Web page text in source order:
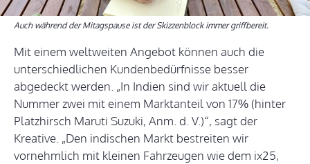
Auch während der Mitagspause ist der Skizzenblock immer griffbereit.
Mit einem weltweiten Angebot können auch die
unterschiedlichen Kundenbedürfnisse besser
abgedeckt werden. „In Indien sind wir aktuell die
Nummer zwei mit einem Marktanteil von 17% (hinter
Platzhirsch Maruti Suzuki, Anm. d. V.)“, sagt der
Kreative. „Den indischen Markt bestreiten wir
vornehmlich mit kleinen Fahrzeugen wie dem ix25,